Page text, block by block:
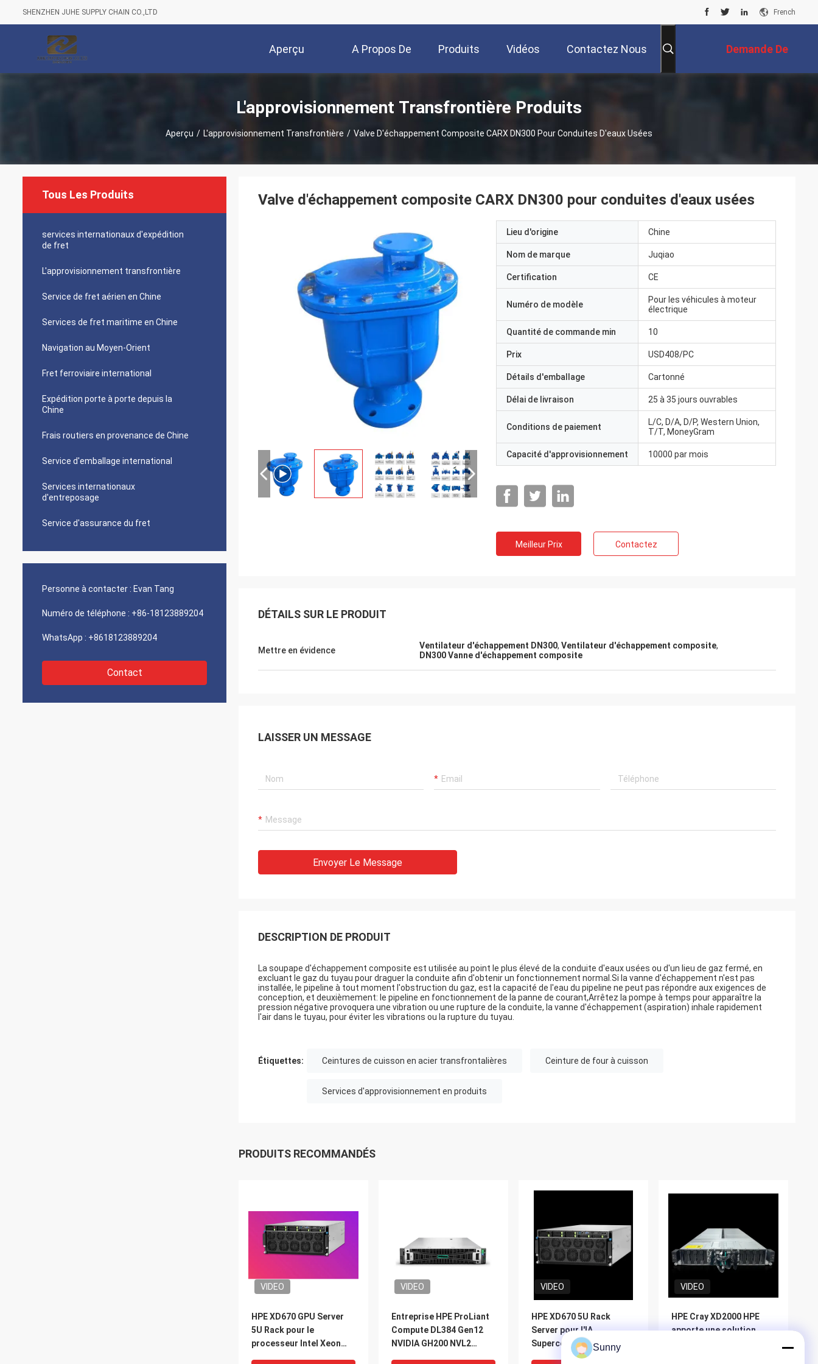
SHENZHEN JUHE SUPPLY CHAIN CO.,LTD French
Aperçu A Propos De
Nous
Produits Vidéos Contactez Nous Demande De
Soumission
L'approvisionnement Transfrontière Produits
Aperçu / L'approvisionnement Transfrontière / Valve D'échappement Composite CARX DN300 Pour Conduites D'eaux Usées
Tous Les Produits
services internationaux d'expédition
de fret
L'approvisionnement transfrontière
Service de fret aérien en Chine
Services de fret maritime en Chine
Navigation au Moyen-Orient
Fret ferroviaire international
Expédition porte à porte depuis la
Chine
Frais routiers en provenance de Chine
Service d'emballage international
Services internationaux
d'entreposage
Service d'assurance du fret
Personne à contacter : Evan Tang
Numéro de téléphone : +86-18123889204
WhatsApp : +8618123889204
Contact
Valve d'échappement composite CARX DN300 pour conduites d'eaux usées
Lieu d'origine Chine
Nom de marque Juqiao
Certification CE
Numéro de modèle
Pour les véhicules à moteur
électrique
Quantité de commande min 10
Prix USD408/PC
Détails d'emballage Cartonné
Délai de livraison 25 à 35 jours ouvrables
Conditions de paiement
L/C, D/A, D/P, Western Union,
T/T, MoneyGram
Capacité d'approvisionnement 10000 par mois
Meilleur Prix Contactez
DÉTAILS SUR LE PRODUIT
Mettre en évidence Ventilateur d'échappement DN300, Ventilateur d'échappement composite,
DN300 Vanne d'échappement composite
LAISSER UN MESSAGE
Envoyer Le Message
DESCRIPTION DE PRODUIT
La soupape d'échappement composite est utilisée au point le plus élevé de la conduite d'eaux usées ou d'un lieu de gaz fermé, en
excluant le gaz du tuyau pour draguer la conduite afin d'obtenir un fonctionnement normal.Si la vanne d'échappement n'est pas
installée, le pipeline à tout moment l'obstruction du gaz, est la capacité de l'eau du pipeline ne peut pas répondre aux exigences de
conception, et deuxièmement: le pipeline en fonctionnement de la panne de courant,Arrêtez la pompe à temps pour apparaître la
pression négative provoquera une vibration ou une rupture de la conduite, la vanne d'échappement (aspiration) inhale rapidement
l'air dans le tuyau, pour éviter les vibrations ou la rupture du tuyau.
Étiquettes: Ceintures de cuisson en acier transfrontalières Ceinture de four à cuisson
Services d'approvisionnement en produits
PRODUITS RECOMMANDÉS
VIDEO
HPE XD670 GPU Server
5U Rack pour le
processeur Intel Xeon
VIDEO
Entreprise HPE ProLiant
Compute DL384 Gen12
NVIDIA GH200 NVL2
VIDEO
HPE XD670 5U Rack
Server pour l'IA
Supercomputing
alimenté par le
VIDEO
HPE Cray XD2000 HPE
apporte une solution
Sunny